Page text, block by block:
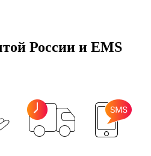
России и EMS